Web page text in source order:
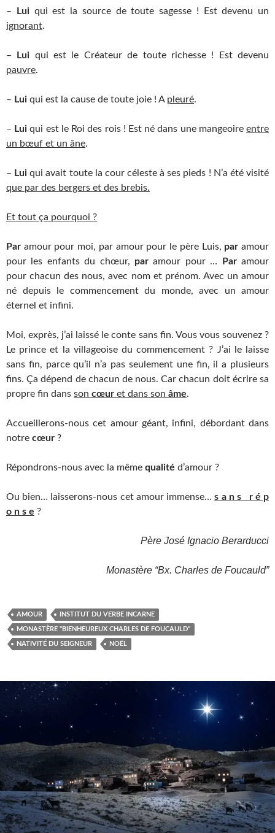
– Luiqui est la source de toute sagesse ! Est devenu un
ignorant.
– Lui qui est le Créateur de toute richesse ! Est devenu
pauvre.
– Lui qui est la cause de toute joie ! A pleuré.
– Lui qui est le Roi des rois ! Est né dans une mangeoireentre
un bœuf et un âne.
– Lui qui avait toute la cour céleste à ses pieds ! N’a été visité
que par des bergers et des brebis.
Et tout ça pourquoi ?
Par amour pour moi, par amour pour le père Luis, par amour
pour les enfants du chœur, paramour pour … Paramour
pour chacun des nous, avec nom et prénom. Avec un amour
né depuis le commencement du monde, avec un amour
éternel et infini.
Moi, exprès, j’ai laissé le conte sans fin. Vous vous souvenez ?
Le prince et la villageoise du commencement ? J’ai le laisse
sans fin, parce qu’il n’a pas seulement une fin, il a plusieurs
fins. Ça dépend de chacun de nous. Car chacun doit écrire sa
propre fin dans son cœur et dans son âme.
Accueillerons-nous cet amour géant, infini, débordant dans
notre cœur ?
Répondrons-nous avec la même qualité d’amour ?
Ou bien… laisserons-nous cet amour immense…s a n s r é p
o n s e ?
Père José Ignacio Berarducci
Monastère “Bx. Charles de Foucauld”
AMOUR INSTITUT DU VERBE INCARNE
MONASTÈRE "BIENHEUREUX CHARLES DE FOUCAULD"
NATIVITÉ DU SEIGNEUR NOËL